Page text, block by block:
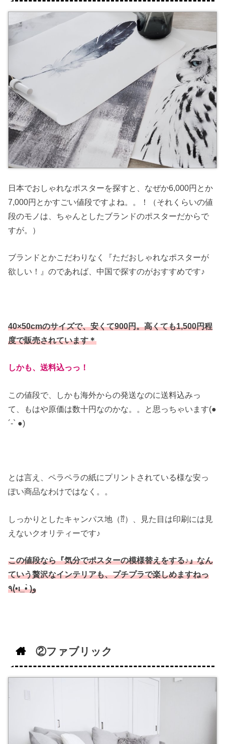
日本でおしゃれなポスターを探すと、なぜか6,000円とか
7,000円とかすごい値段ですよね。。！（それくらいの値
段のモノは、ちゃんとしたブランドのポスターだからで
すが。）
ブランドとかこだわりなく『ただおしゃれなポスターが
欲しい！』のであれば、中国で探すのがおすすめです♪
40×50cmのサイズで、安くて900円。高くても1,500円程
度で販売されています＊
しかも、送料込っっ！
この値段で、しかも海外からの発送なのに送料込みっ
て、もはや原価は数十円なのかな。。と思っちゃいます(●︎
´-` ●︎)
とは言え、ペラペラの紙にプリントされている様な安っ
ぽい商品なわけではなく。。
しっかりとしたキャンパス地（⁇）、見た目は印刷には見
えないクオリティーです♪
この値段なら『気分でポスターの模様替えをする♪』なん
ていう贅沢なインテリアも、プチプラで楽しめますねっ
٩(•́ι_•̀ )و
②ファブリック